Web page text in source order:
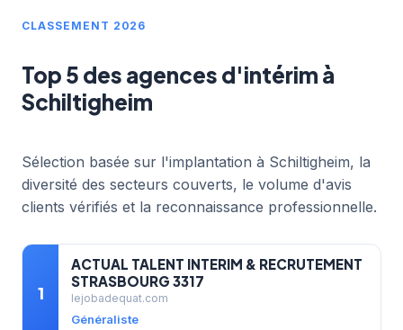
CLASSEMENT 2026
Top 5 des agences d'intérim à
Schiltigheim
Sélection basée sur l'implantation à Schiltigheim, la
diversité des secteurs couverts, le volume d'avis
clients vérifiés et la reconnaissance professionnelle.
1
ACTUAL TALENT INTERIM & RECRUTEMENT
STRASBOURG 3317
lejobadequat.com
Généraliste